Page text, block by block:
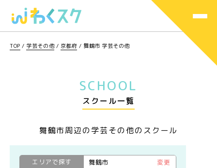
TOP / 学芸その他 / 京都府 / 舞鶴市 学芸その他
SCHOOL
スクール一覧
舞鶴市周辺の学芸その他のスクール
エリアで探す 舞鶴市
変更